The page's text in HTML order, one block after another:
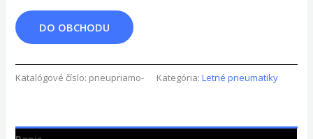
DO OBCHODU
Katalógové číslo: pneupriamo- Kategória:Letné pneumatiky